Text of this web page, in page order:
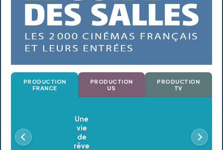
PRODUCTION
FRANCE
PRODUCTION
US
PRODUCTION
TV
Oldeupe
En postproduction